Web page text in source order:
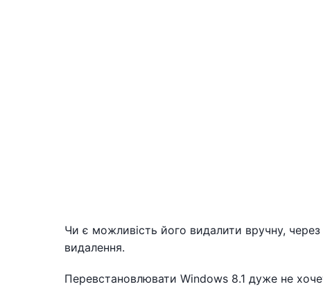
Чи є можливість його видалити вручну,
видалення.
Перевстановлювати Windows 8.1 дуже не